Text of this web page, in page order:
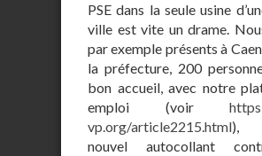
PSE dans la seule usine
ville est vite un drame.
par exemple présents à
la préfecture, 200
bon accueil, avec notre
emploi (voir
vp.org/article2215.html),
nouvel autocollant